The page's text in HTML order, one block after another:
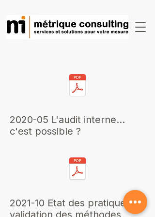
2020-05 L'audit interne...
c'est possible ?
2021-10 Etat des pratiques de
validation des méthodes